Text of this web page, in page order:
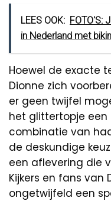
LEES OOK: FOTO'S:
in Nederland met
Hoewel de exacte
Dionne zich
er geen twijfel
het glittertopje een
combinatie van
de deskundige
een aflevering die
Kijkers en fans van
ongetwijfeld een